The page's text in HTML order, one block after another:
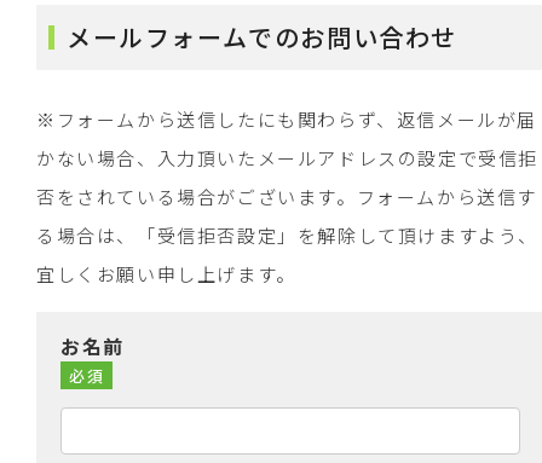
メールフォームでのお問い合わせ
※フォームから送信したにも関わらず、返信メールが届
かない場合、入力頂いたメールアドレスの設定で受信拒
否をされている場合がございます。フォームから送信す
る場合は、「受信拒否設定」を解除して頂けますよう、
宜しくお願い申し上げます。
お名前
必須